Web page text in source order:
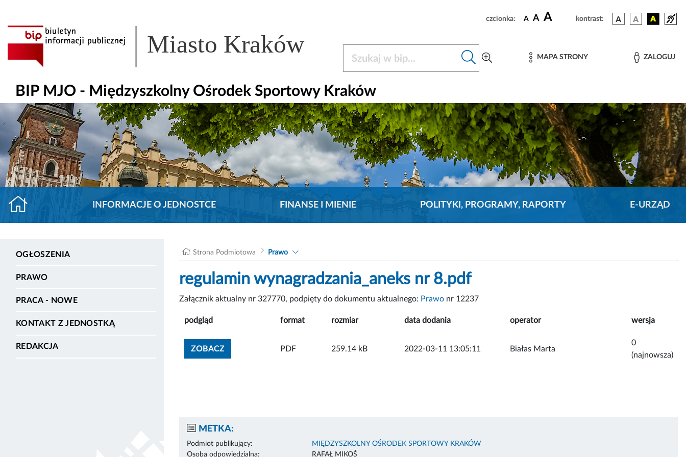
czcionka: A A A kontrast:
Miasto Kraków MAPA STRONY ZALOGUJ
BIP MJO - Międzyszkolny Ośrodek Sportowy Kraków
INFORMACJE O JEDNOSTCE FINANSE I MIENIE POLITYKI, PROGRAMY, RAPORTY E-URZĄD
OGŁOSZENIA
PRAWO
PRACA - NOWE
KONTAKT Z JEDNOSTKĄ
REDAKCJA
Strona Podmiotowa Prawo
regulamin wynagradzania_aneks nr 8.pdf
Załącznik aktualny nr 327770, podpięty do dokumentu aktualnego: Prawo nr 12237
podgląd format rozmiar data dodania operator wersja
ZOBACZZOBACZ ZAŁĄCZNIK
PDF 259.14 kB 2022-03-11 13:05:11 Białas Marta
0
(najnowsza)
METKA:
Podmiot publikujący:
MIĘDZYSZKOLNY OŚRODEK SPORTOWY KRAKÓW
Osoba odpowiedzialna:
RAFAŁ MIKOŚ